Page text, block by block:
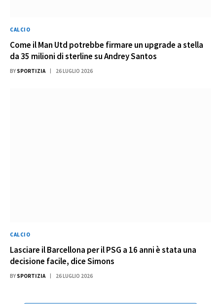
CALCIO
Come il Man Utd potrebbe firmare un upgrade a stella
da 35 milioni di sterline su Andrey Santos
BY SPORTIZIA 26 LUGLIO 2026
CALCIO
Lasciare il Barcellona per il PSG a 16 anni è stata una
decisione facile, dice Simons
BY SPORTIZIA 26 LUGLIO 2026